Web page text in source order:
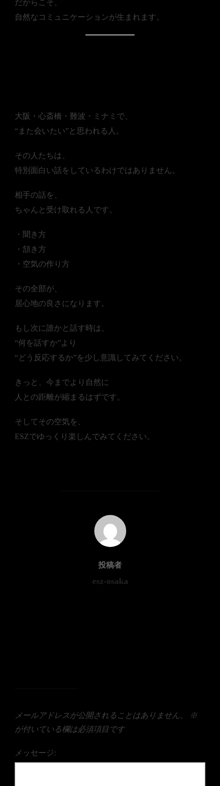
だからこそ、
自然なコミュニケーションが生まれます。
大阪・心斎橋・難波・ミナミで、
“また会いたい”と思われる人。
その人たちは、
特別面白い話をしているわけではありません。
相手の話を、
ちゃんと受け取れる人です。
・聞き方
・頷き方
・空気の作り方
その全部が、
居心地の良さになります。
もし次に誰かと話す時は、
“何を話すか”より
“どう反応するか”を少し意識してみてください。
きっと、今までより自然に
人との距離が縮まるはずです。
そしてその空気を、
ESZでゆっくり楽しんでみてください。
投稿者
投稿者
esz-osaka
メールアドレスが公開されることはありません。
※
が付いている欄は必須項目です
メッセージ: